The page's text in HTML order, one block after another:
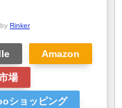
Rinker
Amazon
場
ショッピング